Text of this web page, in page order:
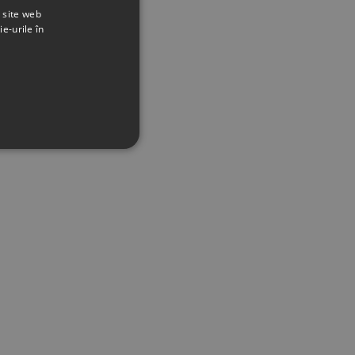
web
urile în